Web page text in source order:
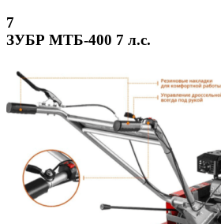
7
ЗУБР МТБ-400 7 л.с.